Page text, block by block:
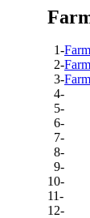
1-
2-
3-
4-
5-
6-
7-
8-
9-
10-
11-
12-